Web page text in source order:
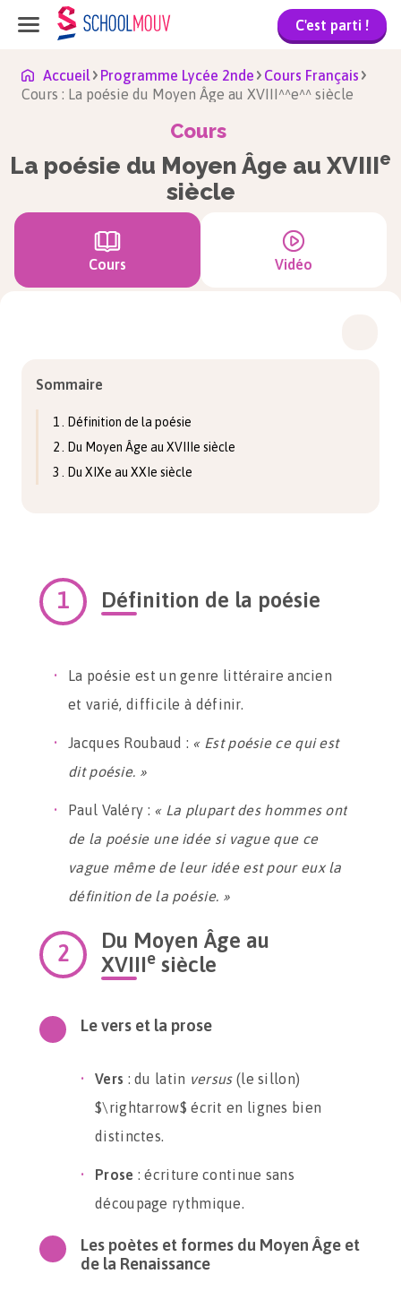
C'est parti !
Accueil Programme Lycée 2nde
Cours Français
Cours : La poésie du Moyen Âge au XVIII^^e^^ siècle
Cours
La poésie du Moyen Âge au XVIIIe
siècle
Cours Vidéo
Sommaire
1 . Définition de la poésie
2 . Du Moyen Âge au XVIIIe siècle
3 . Du XIXe au XXIe siècle
Définition de la poésie
La poésie est un genre littéraire ancien
et varié, difficile à définir.
Jacques Roubaud : « Est poésie ce qui est
dit poésie. »
Paul Valéry : « La plupart des hommes ont
de la poésie une idée si vague que ce
vague même de leur idée est pour eux la
définition de la poésie. »
Du Moyen Âge au
XVIIIe siècle
Le vers et la prose
Vers : du latin versus(le sillon)
$\rightarrow$ écrit en lignes bien
distinctes.
Prose : écriture continue sans
découpage rythmique.
Les poètes et formes du Moyen Âge et
de la Renaissance